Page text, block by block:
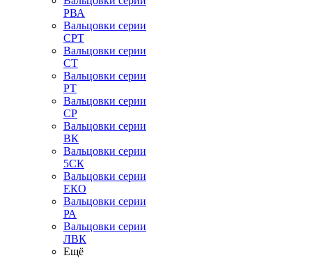
РВА
Вальцовки серии
СРТ
Вальцовки серии
СТ
Вальцовки серии
РТ
Вальцовки серии
СР
Вальцовки серии
ВК
Вальцовки серии
5СК
Вальцовки серии
ЕКО
Вальцовки серии
РА
Вальцовки серии
ЛВК
Ещё